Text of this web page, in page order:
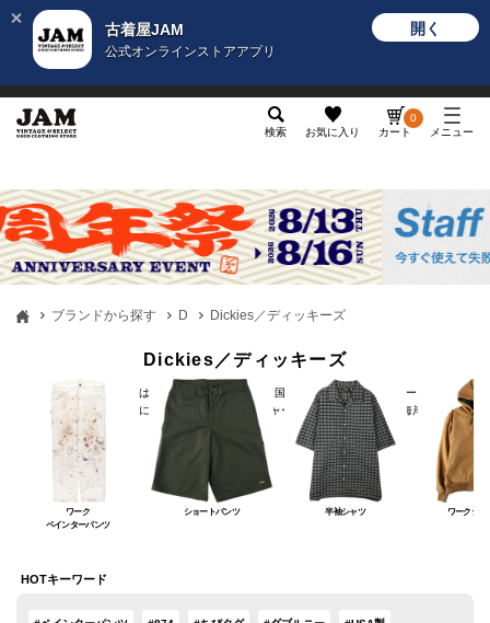
古着屋JAM
公式オンラインストアアプリ
開く
検索 お気に入り カート
0
メニュー
ブランドから探す D Dickies／ディッキーズ
Dickies／ディッキーズ
ディッキーズ（Dickies）は、1922年にアメリカ合衆国テキサス州で生まれたワークカジュア
ルブランドです。90年代に全米にストリートカルチャーのブームが到来し、西海岸...
もっと見る
ワーク
ペインターパンツ
ショートパンツ 半袖シャツ ワークジャ
HOTキーワード